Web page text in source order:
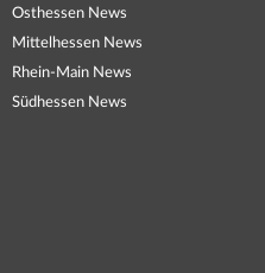
Osthessen News
Mittelhessen News
Rhein-Main News
Südhessen News